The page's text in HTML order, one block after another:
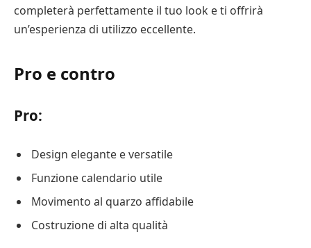
completerà perfettamente il tuo look e ti offrirà
un’esperienza di utilizzo eccellente.
Pro e contro
Pro:
Design elegante e versatile
Funzione calendario utile
Movimento al quarzo affidabile
Costruzione di alta qualità